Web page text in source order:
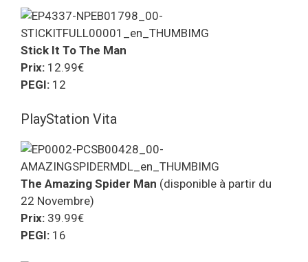
Stick It To The Man
Prix: 12.99€
PEGI: 12
PlayStation Vita
The Amazing Spider Man (disponible à partir du
22 Novembre)
Prix: 39.99€
PEGI: 16